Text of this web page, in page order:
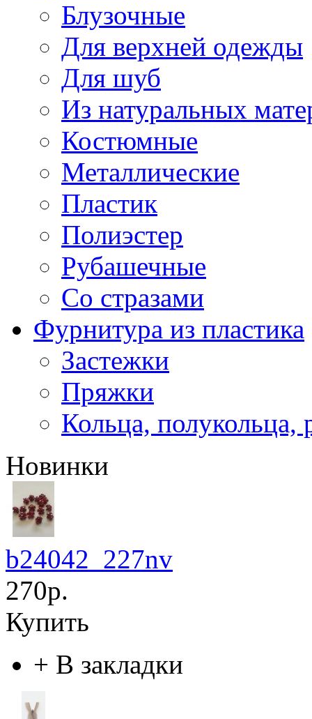
Блузочные
Для верхней одежды
Для шуб
Из натуральных
Костюмные
Металлические
Пластик
Полиэстер
Рубашечные
Со стразами
Фурнитура из пластика
Застежки
Пряжки
Кольца, полукольца,
Новинки
b24042_227nv
270р.
Купить
+ В закладки